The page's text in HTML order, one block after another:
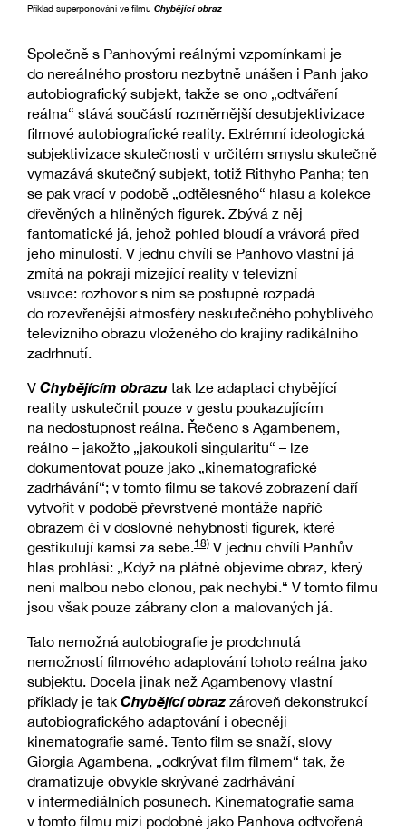
Příklad superponování ve filmu Chybějící obraz
Společně s Panhovými reálnými vzpomínkami je
do nereálného prostoru nezbytně unášen i Panh jako
autobiografický subjekt, takže se ono „odtváření
reálna“ stává součástí rozměrnější desubjektivizace
filmové autobiografické reality. Extrémní ideologická
subjektivizace skutečnosti v určitém smyslu skutečně
vymazává skutečný subjekt, totiž Rithyho Panha; ten
se pak vrací v podobě „odtělesného“ hlasu a kolekce
dřevěných a hliněných figurek. Zbývá z něj
fantomatické já, jehož pohled bloudí a vrávorá před
jeho minulostí. V jednu chvíli se Panhovo vlastní já
zmítá na pokraji mizející reality v televizní
vsuvce: rozhovor s ním se postupně rozpadá
do rozevřenější atmosféry neskutečného pohyblivého
televizního obrazu vloženého do krajiny radikálního
zadrhnutí.
V Chybějícím obrazu tak lze adaptaci chybějící
reality uskutečnit pouze v gestu poukazujícím
na nedostupnost reálna. Řečeno s Agambenem,
reálno – jakožto „jakoukoli singularitu“ – lze
dokumentovat pouze jako „kinematografické
zadrhávání“; v tomto filmu se takové zobrazení daří
vytvořit v podobě převrstvené montáže napříč
obrazem či v doslovné nehybnosti figurek, které
gestikulují kamsi za sebe.18) V jednu chvíli Panhův
hlas prohlásí: „Když na plátně objevíme obraz, který
není malbou nebo clonou, pak nechybí.“ V tomto filmu
jsou však pouze zábrany clon a malovaných já.
Tato nemožná autobiografie je prodchnutá
nemožností filmového adaptování tohoto reálna jako
subjektu. Docela jinak než Agambenovy vlastní
příklady je tak Chybějící obraz zároveň dekonstrukcí
autobiografického adaptování i obecněji
kinematografie samé. Tento film se snaží, slovy
Giorgia Agambena, „odkrývat film filmem“ tak, že
dramatizuje obvykle skrývané zadrhávání
v intermediálních posunech. Kinematografie sama
v tomto filmu mizí podobně jako Panhova odtvořená